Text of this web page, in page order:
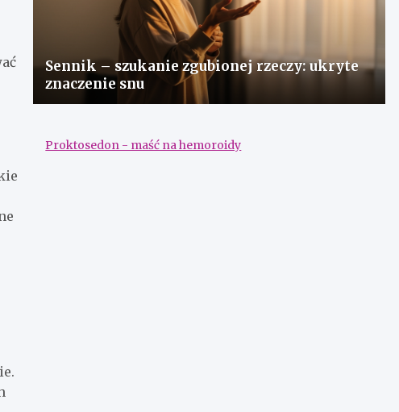
Sennik – szukanie zgubionej rzeczy: ukryte
znaczenie snu
Proktosedon - maść na hemoroidy